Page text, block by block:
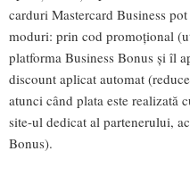
carduri Mastercard Business
moduri: prin cod promoțional
platforma Business Bonus și îl
discount aplicat automat
atunci când plata este realizată
site-ul dedicat al partenerului,
Bonus).